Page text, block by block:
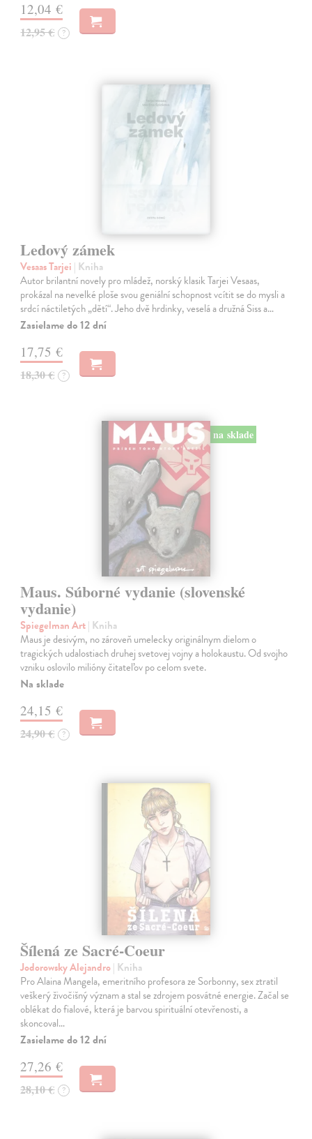
12,04 €
12,95 € ?
Ledový zámek
Vesaas Tarjei | Kniha
Autor brilantní novely pro mládež, norský klasik Tarjei Vesaas,
prokázal na nevelké ploše svou geniální schopnost vcítit se do mysli a
srdcí náctiletých „dětí“. Jeho dvě hrdinky, veselá a družná Siss a…
Zasielame do 12 dní
17,75 €
18,30 € ?
na sklade
Maus. Súborné vydanie (slovenské
vydanie)
Spiegelman Art| Kniha
Maus je desivým, no zároveň umelecky originálnym dielom o
tragických udalostiach druhej svetovej vojny a holokaustu. Od svojho
vzniku oslovilo milióny čitateľov po celom svete.
Na sklade
24,15 €
24,90 € ?
Šílená ze Sacré-Coeur
Jodorowsky Alejandro| Kniha
Pro Alaina Mangela, emeritního profesora ze Sorbonny, sex ztratil
veškerý živočišný význam a stal se zdrojem posvátné energie. Začal se
oblékat do fialové, která je barvou spirituální otevřenosti, a
skoncoval…
Zasielame do 12 dní
27,26 €
28,10 € ?